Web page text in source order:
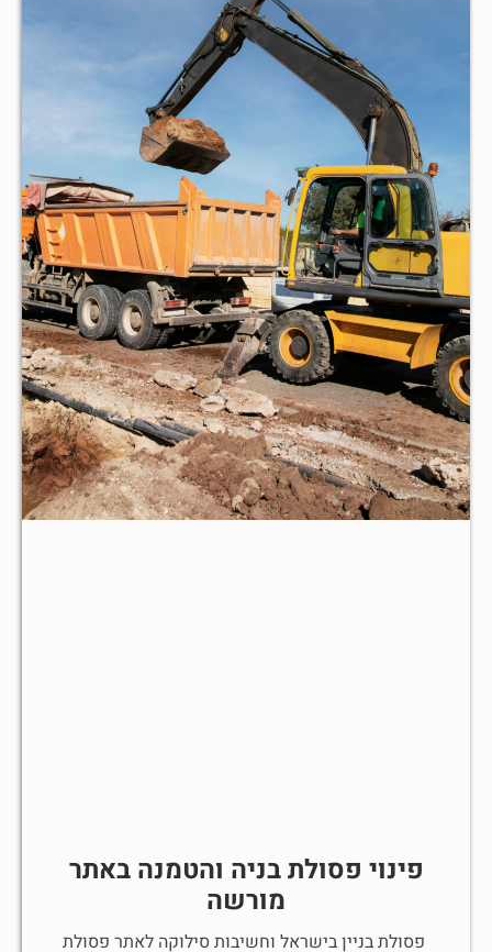
פינוי פסולת בניה והטמנה באתר
מורשה
פסולת בניין בישראל וחשיבות סילוקה לאתר פסולת